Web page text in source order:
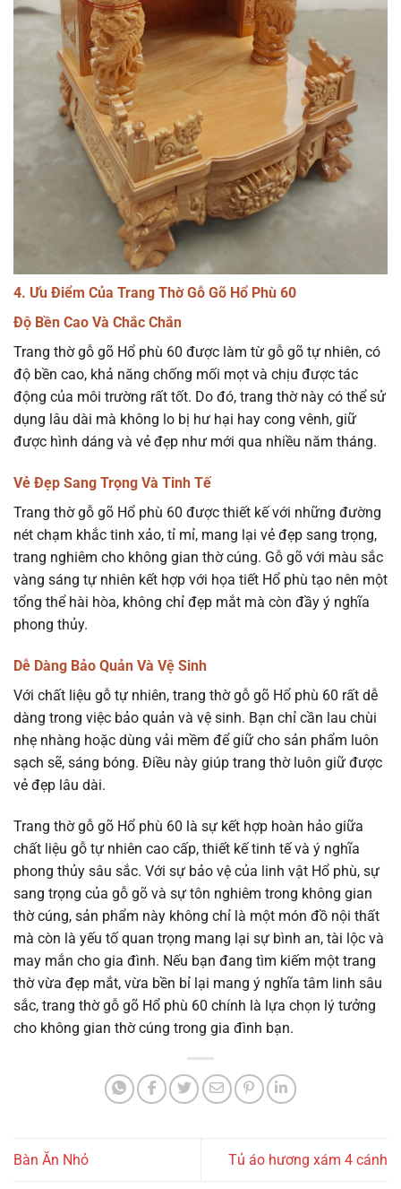
4. Ưu Điểm Của Trang Thờ Gỗ Gõ Hổ Phù 60
Độ Bền Cao Và Chắc Chắn
Trang thờ gỗ gõ Hổ phù 60 được làm từ gỗ gõ tự nhiên, có
độ bền cao, khả năng chống mối mọt và chịu được tác
động của môi trường rất tốt. Do đó, trang thờ này có thể sử
dụng lâu dài mà không lo bị hư hại hay cong vênh, giữ
được hình dáng và vẻ đẹp như mới qua nhiều năm tháng.
Vẻ Đẹp Sang Trọng Và Tinh Tế
Trang thờ gỗ gõ Hổ phù 60 được thiết kế với những đường
nét chạm khắc tinh xảo, tỉ mỉ, mang lại vẻ đẹp sang trọng,
trang nghiêm cho không gian thờ cúng. Gỗ gõ với màu sắc
vàng sáng tự nhiên kết hợp với họa tiết Hổ phù tạo nên một
tổng thể hài hòa, không chỉ đẹp mắt mà còn đầy ý nghĩa
phong thủy.
Dễ Dàng Bảo Quản Và Vệ Sinh
Với chất liệu gỗ tự nhiên, trang thờ gỗ gõ Hổ phù 60 rất dễ
dàng trong việc bảo quản và vệ sinh. Bạn chỉ cần lau chùi
nhẹ nhàng hoặc dùng vải mềm để giữ cho sản phẩm luôn
sạch sẽ, sáng bóng. Điều này giúp trang thờ luôn giữ được
vẻ đẹp lâu dài.
Trang thờ gỗ gõ Hổ phù 60 là sự kết hợp hoàn hảo giữa
chất liệu gỗ tự nhiên cao cấp, thiết kế tinh tế và ý nghĩa
phong thủy sâu sắc. Với sự bảo vệ của linh vật Hổ phù, sự
sang trọng của gỗ gõ và sự tôn nghiêm trong không gian
thờ cúng, sản phẩm này không chỉ là một món đồ nội thất
mà còn là yếu tố quan trọng mang lại sự bình an, tài lộc và
may mắn cho gia đình. Nếu bạn đang tìm kiếm một trang
thờ vừa đẹp mắt, vừa bền bỉ lại mang ý nghĩa tâm linh sâu
sắc, trang thờ gỗ gõ Hổ phù 60 chính là lựa chọn lý tưởng
cho không gian thờ cúng trong gia đình bạn.
Bàn Ăn Nhỏ Tủ áo hương xám 4 cánh